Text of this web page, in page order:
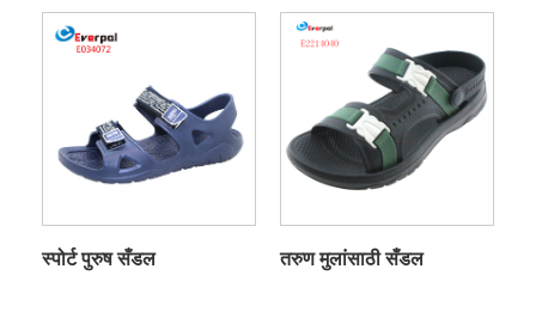
स्पोर्ट पुरुष सँडल तरुण मुलांसाठी सँडल